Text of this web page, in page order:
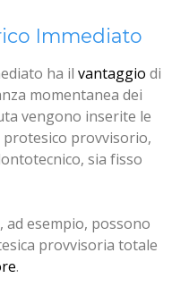
Immediato
ha il vantaggio di
momentanea dei
vengono inserite le
provvisorio,
sia fisso
esempio, possono
provvisoria totale
.